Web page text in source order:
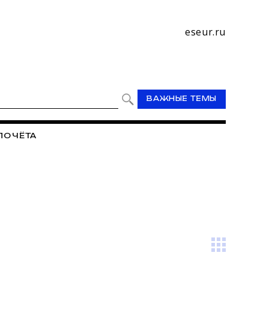
eseur.ru
ВАЖНЫЕ ТЕМЫ